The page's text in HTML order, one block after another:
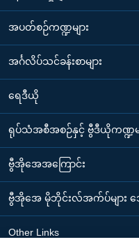
အပတ်စဉ်ကဏ္ဍများ
အင်္ဂလိပ်သင်ခန်းစာများ
ရေဒီယို
ရုပ်သံအစီအစဉ်နှင့် ဗွီဒီယိုကဏ္ဍမျ
ဗွီအိုအေအကြောင်း
ဗွီအိုအေ မိုဘိုင်းလ်အက်ပ်များ
Other Links